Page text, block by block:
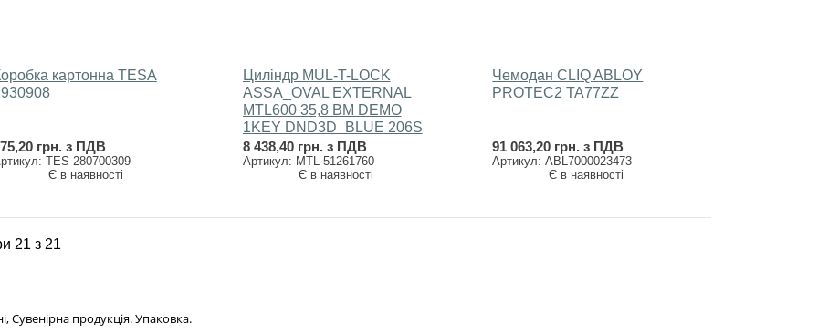
картонна TESA
грн. з ПДВ
TES-280700309
Є в наявності
Циліндр MUL-T-LOCK
ASSA_OVAL EXTERNAL
MTL600 35,8 BM DEMO
1KEY DND3D_BLUE 206S
8 438,40 грн. з ПДВ
Артикул: MTL-51261760
Є в наявності
Чемодан CLIQ ABLOY
PROTEC2 ТА77ZZ
91 063,20 грн. з ПДВ
Артикул: ABL7000023473
Є в наявності
21 з 21
Сувенірна продукція. Упаковка.